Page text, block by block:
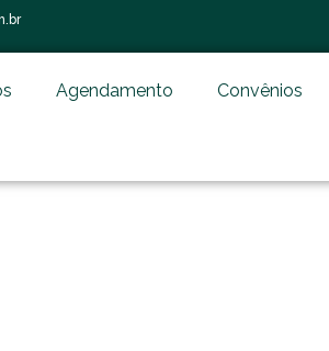
Agendamento Convênios